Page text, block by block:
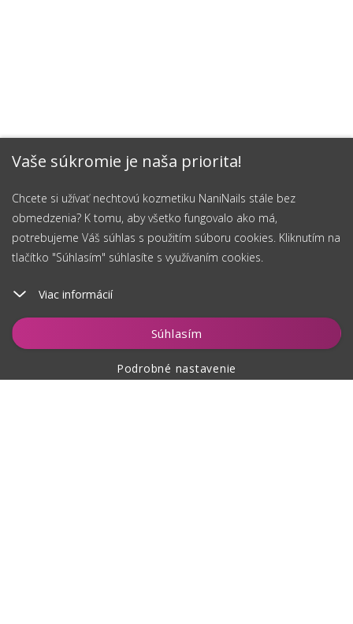
Vaše súkromie je naša priorita!
Chcete si užívať nechtovú kozmetiku NaniNails stále bez
obmedzenia? K tomu, aby všetko fungovalo ako má,
potrebujeme Váš súhlas s použitím súboru cookies. Kliknutím na
tlačítko "Súhlasím" súhlasíte s využívaním cookies.
Viac informácií
Súhlasím
Podrobné nastavenie